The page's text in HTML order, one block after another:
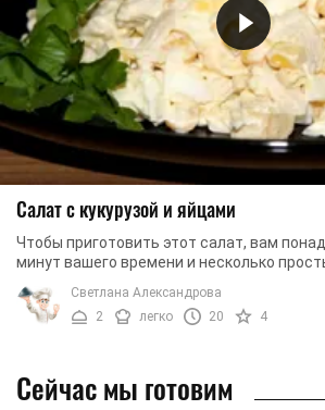
Салат с кукурузой и яйцами
Чтобы приготовить этот салат, вам
минут вашего времени и несколько
Светлана Александрова
2
легко 20 4
Сейчас мы готовим